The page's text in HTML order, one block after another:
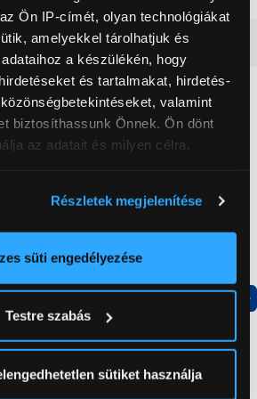
Ön IP-címét, olyan technológiákat
amelyekkel tárolhatjuk és
a készülékén, hogy
és tartalmakat, hirdetés-
valamint
biztosíthassunk Önnek. Ön dönt
az adatait és milyen célra.
pár méteres pontossággal
beazonosítása annak konkrét
preferenciáit aRészletek
vagy visszavonhatja a
hozzájárulását.
Részletek megjelenítése
süti engedélyezése
Testre szabás
sütiket használja
Neked ajánljuk
Side
Gorenje N619EAXL4